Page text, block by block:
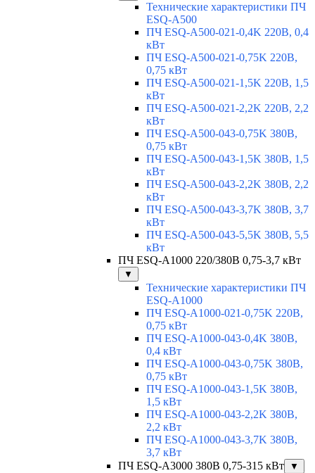
Технические характеристики ПЧ
ESQ-A500
ПЧ ESQ-A500-021-0,4K 220В, 0,4
кВт
ПЧ ESQ-A500-021-0,75K 220В,
0,75 кВт
ПЧ ESQ-A500-021-1,5K 220В, 1,5
кВт
ПЧ ESQ-A500-021-2,2K 220В, 2,2
кВт
ПЧ ESQ-A500-043-0,75K 380В,
0,75 кВт
ПЧ ESQ-A500-043-1,5K 380В, 1,5
кВт
ПЧ ESQ-A500-043-2,2K 380В, 2,2
кВт
ПЧ ESQ-A500-043-3,7K 380В, 3,7
кВт
ПЧ ESQ-A500-043-5,5K 380В, 5,5
кВт
ПЧ ESQ-A1000 220/380В 0,75-3,7 кВт
▼
Технические характеристики ПЧ
ESQ-A1000
ПЧ ESQ-A1000-021-0,75K 220В,
0,75 кВт
ПЧ ESQ-A1000-043-0,4K 380В,
0,4 кВт
ПЧ ESQ-A1000-043-0,75K 380В,
0,75 кВт
ПЧ ESQ-A1000-043-1,5K 380В,
1,5 кВт
ПЧ ESQ-A1000-043-2,2K 380В,
2,2 кВт
ПЧ ESQ-A1000-043-3,7K 380В,
3,7 кВт
ПЧ ESQ-A3000 380В 0,75-315 кВт
▼